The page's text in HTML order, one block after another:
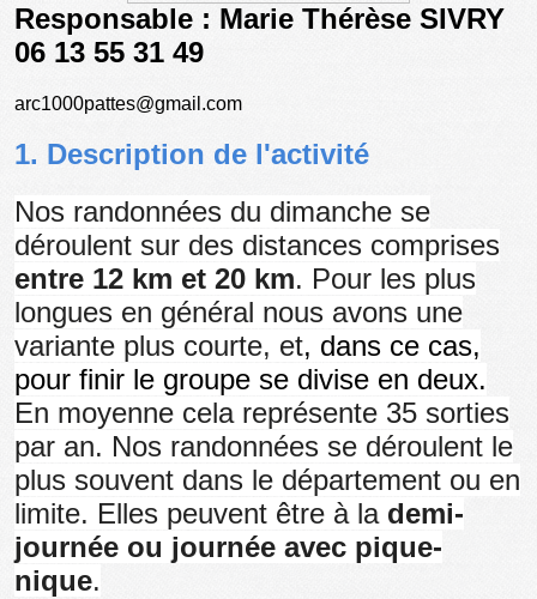
Responsable : Marie Thérèse SIVRY
06 13 55 31 49
arc1000pattes@gmail.com
1. Description de l'activité
Nos randonnées du dimanche se
déroulent sur des distances comprises
entre 12 km et 20 km. Pour les plus
longues en général nous avons une
variante plus courte, et, dans ce cas,
pour finir le groupe se divise en deux.
En moyenne cela représente 35 sorties
par an. Nos randonnées se déroulent le
plus souvent dans le département ou en
limite. Elles peuvent être à la demi-
journée ou journée avec pique-
nique.